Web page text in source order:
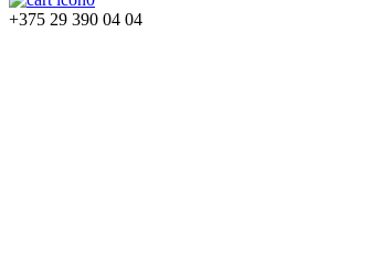
+375 29 390 04 04